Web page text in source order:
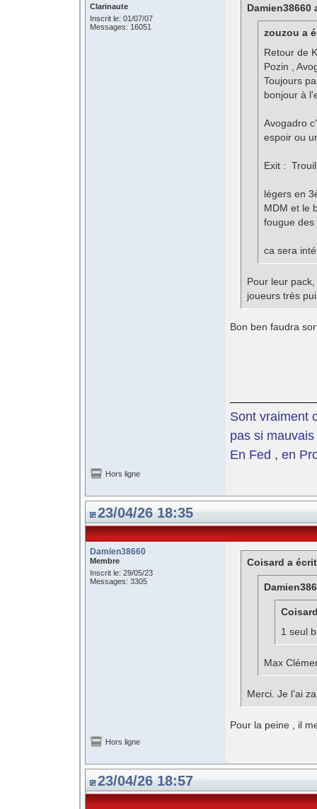
Clarinaute
Inscrit le: 01/07/07
Messages: 16051
Damien38660
zouzou a
Retour de
Pozin ,
Toujours
bonjour à
Avogadro
espoir ou
Exit :
légers en
MDM et le
fougue des
ca sera
Pour leur
joueurs très
Bon ben faudra
Sont vraiment
pas si
En Fed , en
Hors ligne
23/04/26 18:35
Damien38660
Membre
Inscrit le: 29/05/23
Messages: 3305
Coisard a
1 seul
Max
Merci. Je l’ai
Pour la peine , il
Hors ligne
23/04/26 18:57